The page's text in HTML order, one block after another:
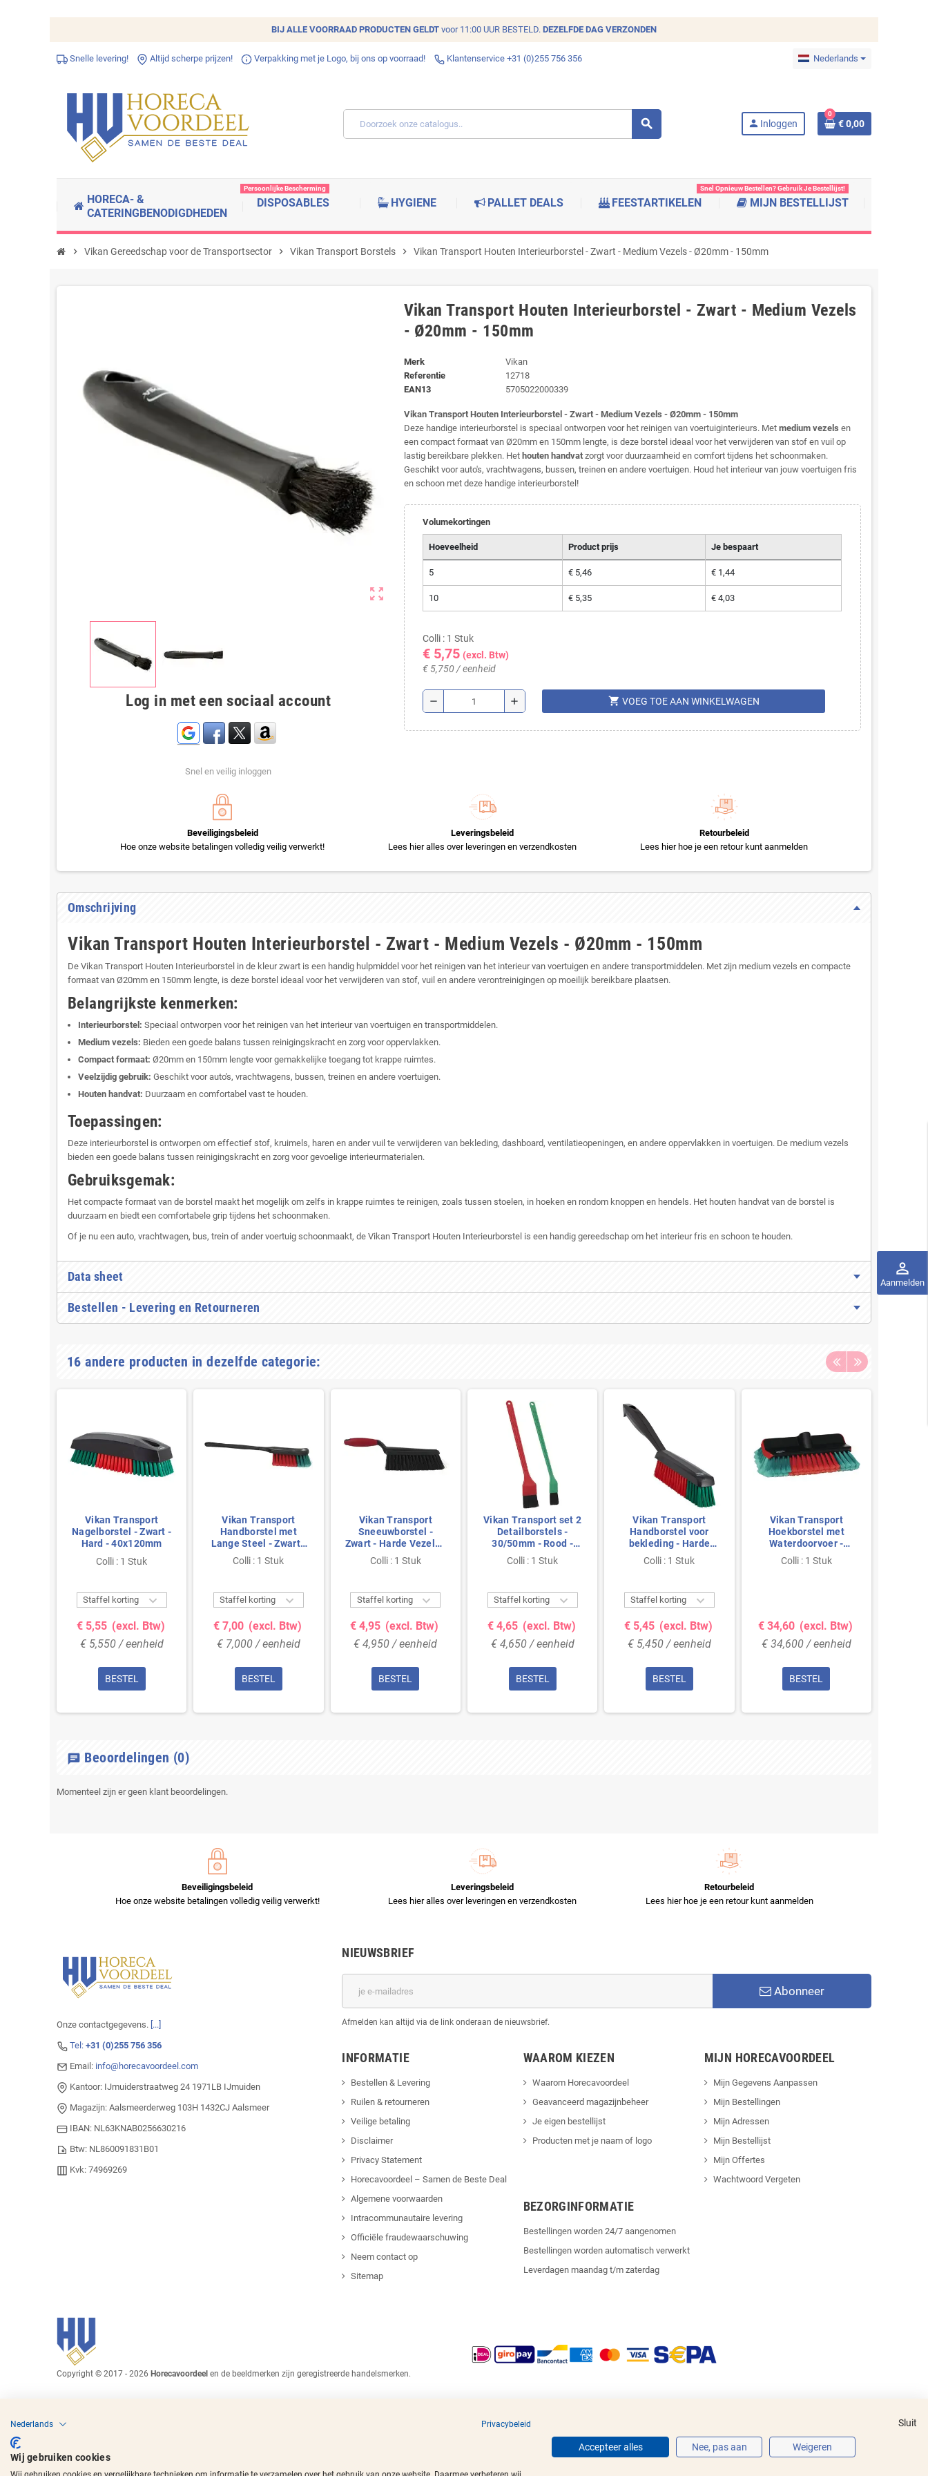
BIJ ALLE VOORRAAD PRODUCTEN GELDT voor 11:00 UUR BESTELD. DEZELFDE DAG VERZONDEN
Snelle levering! Altijd scherpe prijzen! Verpakking met je Logo, bij ons op voorraad! Klantenservice +31 (0)255 756 356 Nederlands
search person Inloggen
0
€ 0,00
perm_identity
Aanmelden
HORECA- &
CATERINGBENODIGDHEDEN
DISPOSABLES
Persoonlijke Bescherming
HYGIENE PALLET DEALS FEESTARTIKELEN MIJN BESTELLIJST
Snel Opnieuw Bestellen? Gebruik Je Bestellijst!
chevron_right Vikan Gereedschap voor de Transportsector chevron_right Vikan Transport Borstels chevron_right Vikan Transport Houten Interieurborstel - Zwart - Medium Vezels - Ø20mm - 150mm
zoom_out_map
Log in met een sociaal account
Snel en veilig inloggen
Vikan Transport Houten Interieurborstel - Zwart - Medium Vezels
- Ø20mm - 150mm
Merk
Vikan
Referentie
12718
EAN13
5705022000339
Vikan Transport Houten Interieurborstel - Zwart - Medium Vezels - Ø20mm - 150mm
Deze handige interieurborstel is speciaal ontworpen voor het reinigen van voertuiginterieurs. Met medium vezels en
een compact formaat van Ø20mm en 150mm lengte, is deze borstel ideaal voor het verwijderen van stof en vuil op
lastig bereikbare plekken. Het houten handvatzorgt voor duurzaamheid en comfort tijdens het schoonmaken.
Geschikt voor auto's, vrachtwagens, bussen, treinen en andere voertuigen. Houd het interieur van jouw voertuigen fris
en schoon met deze handige interieurborstel!
Volumekortingen
Hoeveelheid Product prijs Je bespaart
5 € 5,46 € 1,44
10 € 5,35 € 4,03
Colli : 1 Stuk
€ 5,75 (excl. Btw)
€ 5,750 / eenheid
remove add shopping_cart VOEG TOE AAN WINKELWAGEN
Beveiligingsbeleid
Hoe onze website betalingen volledig veilig verwerkt!
Leveringsbeleid
Lees hier alles over leveringen en verzendkosten
Retourbeleid
Lees hier hoe je een retour kunt aanmelden
Omschrijving
Vikan Transport Houten Interieurborstel - Zwart - Medium Vezels - Ø20mm - 150mm
De Vikan Transport Houten Interieurborstel in de kleur zwart is een handig hulpmiddel voor het reinigen van het interieur van voertuigen en andere transportmiddelen. Met zijn medium vezels en compacte
formaat van Ø20mm en 150mm lengte, is deze borstel ideaal voor het verwijderen van stof, vuil en andere verontreinigingen op moeilijk bereikbare plaatsen.
Belangrijkste kenmerken:
Interieurborstel: Speciaal ontworpen voor het reinigen van het interieur van voertuigen en transportmiddelen.
Medium vezels: Bieden een goede balans tussen reinigingskracht en zorg voor oppervlakken.
Compact formaat: Ø20mm en 150mm lengte voor gemakkelijke toegang tot krappe ruimtes.
Veelzijdig gebruik: Geschikt voor auto's, vrachtwagens, bussen, treinen en andere voertuigen.
Houten handvat: Duurzaam en comfortabel vast te houden.
Toepassingen:
Deze interieurborstel is ontworpen om effectief stof, kruimels, haren en ander vuil te verwijderen van bekleding, dashboard, ventilatieopeningen, en andere oppervlakken in voertuigen. De medium vezels
bieden een goede balans tussen reinigingskracht en zorg voor gevoelige interieurmaterialen.
Gebruiksgemak:
Het compacte formaat van de borstel maakt het mogelijk om zelfs in krappe ruimtes te reinigen, zoals tussen stoelen, in hoeken en rondom knoppen en hendels. Het houten handvat van de borstel is
duurzaam en biedt een comfortabele grip tijdens het schoonmaken.
Of je nu een auto, vrachtwagen, bus, trein of ander voertuig schoonmaakt, de Vikan Transport Houten Interieurborstel is een handig gereedschap om het interieur fris en schoon te houden.
Data sheet
Bestellen - Levering en Retourneren
16 andere producten in dezelfde categorie:
Vikan Transport
Nagelborstel - Zwart -
Hard - 40x120mm
Colli : 1 Stuk
Staffel korting 
€ 5,55 (excl. Btw)
€ 5,550 / eenheid
BESTEL
Vikan Transport
Handborstel met
Lange Steel - Zwart -
Zachte Splitvezels -
420mm
Colli : 1 Stuk
Staffel korting 
€ 7,00 (excl. Btw)
€ 7,000 / eenheid
BESTEL
Vikan Transport
Sneeuwborstel -
Zwart - Harde Vezels -
335mm
Colli : 1 Stuk
Staffel korting 
€ 4,95 (excl. Btw)
€ 4,950 / eenheid
BESTEL
Vikan Transport set 2
Detailborstels -
30/50mm - Rood -
Groen - Zachte Vezels
- 390mm
Colli : 1 Stuk
Staffel korting 
€ 4,65 (excl. Btw)
€ 4,650 / eenheid
BESTEL
Vikan Transport
Handborstel voor
bekleding - Harde
Vezels - 330mm
Colli : 1 Stuk
Staffel korting 
€ 5,45 (excl. Btw)
€ 5,450 / eenheid
BESTEL
Vikan Transport
Hoekborstel met
Waterdoorvoer -
Zwart - 280mm
Colli : 1 Stuk
€ 34,60 (excl. Btw)
€ 34,600 / eenheid
BESTEL
chat Beoordelingen (0)
Momenteel zijn er geen klant beoordelingen.
Beveiligingsbeleid
Hoe onze website betalingen volledig veilig verwerkt!
Leveringsbeleid
Lees hier alles over leveringen en verzendkosten
Retourbeleid
Lees hier hoe je een retour kunt aanmelden
Onze contactgegevens. [...]
Tel: +31 (0)255 756 356
Email: info@horecavoordeel.com
Kantoor: IJmuiderstraatweg 24 1971LB IJmuiden
Magazijn: Aalsmeerderweg 103H 1432CJ Aalsmeer
IBAN: NL63KNAB0256630216
Btw: NL860091831B01
Kvk: 74969269
NIEUWSBRIEF
Abonneer
Afmelden kan altijd via de link onderaan de nieuwsbrief.
INFORMATIE
Bestellen & Levering
Ruilen & retourneren
Veilige betaling
Disclaimer
Privacy Statement
Horecavoordeel – Samen de Beste Deal
Algemene voorwaarden
Intracommunautaire levering
Officiële fraudewaarschuwing
Neem contact op
Sitemap
WAAROM KIEZEN
Waarom Horecavoordeel
Geavanceerd magazijnbeheer
Je eigen bestellijst
Producten met je naam of logo
MIJN HORECAVOORDEEL
Mijn Gegevens Aanpassen
Mijn Bestellingen
Mijn Adressen
Mijn Bestellijst
Mijn Offertes
Wachtwoord Vergeten
BEZORGINFORMATIE
Bestellingen worden 24/7 aangenomen
Bestellingen worden automatisch verwerkt
Leverdagen maandag t/m zaterdag
Copyright © 2017 - 2026 Horecavoordeel en de beeldmerken zijn geregistreerde handelsmerken.
Sluit
Nederlands Privacybeleid
Wij gebruiken cookies
Accepteer alles Nee, pas aan Weigeren